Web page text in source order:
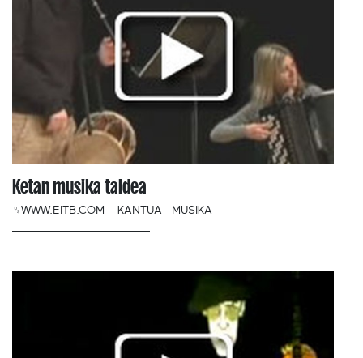
Ketan musika taldea
␟WWW.EITB.COM KANTUA - MUSIKA